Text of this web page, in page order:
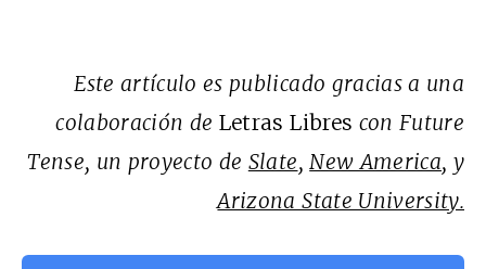
Este artículo es publicado gracias a una
colaboración de Letras Libres con Future
Tense, un proyecto de Slate, New America, y
Arizona State University.